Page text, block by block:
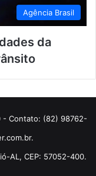
Agência Brasil
da
- Contato: (82) 98762-
AL, CEP: 57052-400.